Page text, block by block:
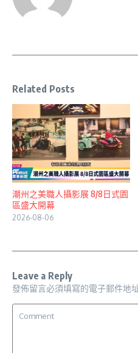
Related Posts
潮州之美職人攝影展 8/8日式園
區盛大開幕
2026-08-06
Leave a Reply
發佈留言必須填寫的電子郵件地